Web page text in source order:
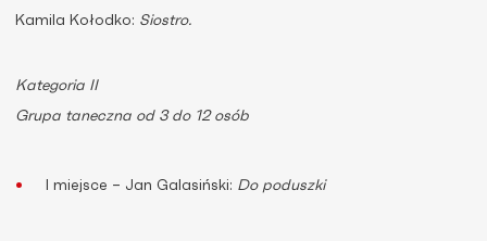
Kamila Kołodko: Siostro.
Kategoria II
Grupa taneczna od 3 do 12 osób
I miejsce – Jan Galasiński: Do poduszki